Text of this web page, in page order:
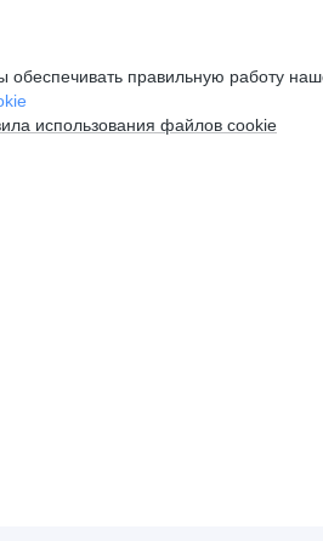
правильную работу
использования файлов cookie